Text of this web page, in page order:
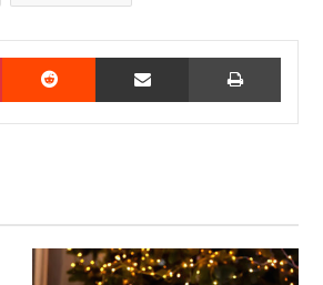
Pinterest Reddit Condividi via Email Stampa